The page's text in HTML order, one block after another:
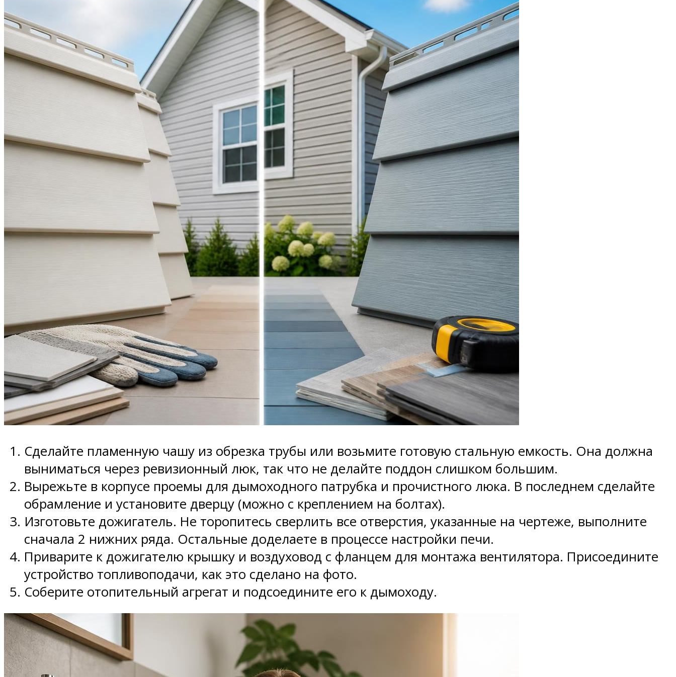
Сделайте пламенную чашу из обрезка трубы или возьмите готовую стальную емкость. Она должна
выниматься через ревизионный люк, так что не делайте поддон слишком большим.
Вырежьте в корпусе проемы для дымоходного патрубка и прочистного люка. В последнем сделайте
обрамление и установите дверцу (можно с креплением на болтах).
Изготовьте дожигатель. Не торопитесь сверлить все отверстия, указанные на чертеже, выполните
сначала 2 нижних ряда. Остальные доделаете в процессе настройки печи.
Приварите к дожигателю крышку и воздуховод с фланцем для монтажа вентилятора. Присоедините
устройство топливоподачи, как это сделано на фото.
Соберите отопительный агрегат и подсоедините его к дымоходу.